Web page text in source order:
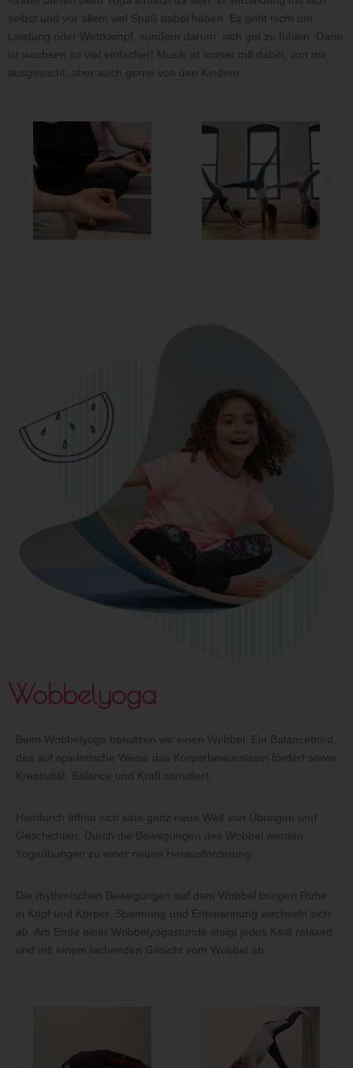
selbst und vor allem viel Spaß dabei haben. Es geht nicht um
Leistung oder Wettkampf, sondern darum, sich gut zu fühlen. Dann
ist wachsen so viel einfacher! Musik ist immer mit dabei, von mir
ausgesucht, aber auch gerne von den Kindern.
Wobbelyoga
Beim Wobbelyoga benutzen wir einen Wobbel: Ein Balancebord,
das auf spielerische Weise das Körperbewusstsein fördert sowie
Kreativität, Balance und Kraft stimuliert.
Hierdurch öffnet sich eine ganz neue Welt von Übungen und
Geschichten. Durch die Bewegungen des Wobbel werden
Yogaübungen zu einer neuen Herausforderung.
Die rhythmischen Bewegungen auf dem Wobbel bringen Ruhe
in Kopf und Körper. Spannung und Entspannung wechseln sich
ab. Am Ende einer Wobbelyogastunde steigt jedes Kind relaxed
und mit einem lachenden Gesicht vom Wobbel ab.